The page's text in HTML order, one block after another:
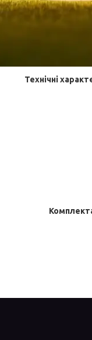
Технічні